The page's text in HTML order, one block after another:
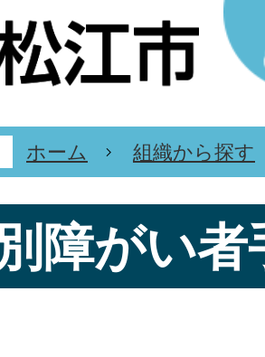
ホーム 組織から探す
障がい者